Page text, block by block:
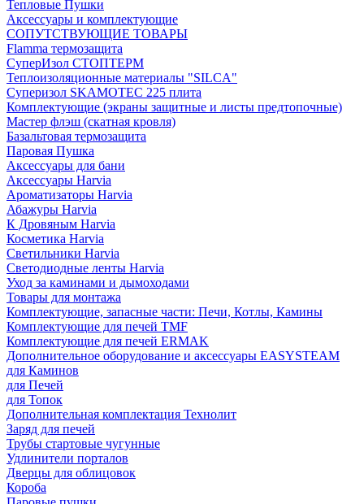
Тепловые Пушки
Аксессуары и комплектующие
СОПУТСТВУЮЩИЕ ТОВАРЫ
Flamma термозащита
СуперИзол СТОПТЕРМ
Теплоизоляционные материалы "SILCA"
Суперизол SKAMOTEC 225 плита
Комплектующие (экраны защитные и листы предтопочные)
Мастер флэш (скатная кровля)
Базальтовая термозащита
Паровая Пушка
Аксессуары для бани
Аксессуары Harvia
Ароматизаторы Harvia
Абажуры Harvia
К Дровяным Harvia
Косметика Harvia
Светильники Harvia
Светодиодные ленты Harvia
Уход за каминами и дымоходами
Товары для монтажа
Комплектующие, запасные части: Печи, Котлы, Камины
Комплектующие для печей TMF
Комплектующие для печей ERMAK
Дополнительное оборудование и аксессуары EASYSTEAM
для Каминов
для Печей
для Топок
Дополнительная комплектация Технолит
Заряд для печей
Трубы стартовые чугунные
Удлинители порталов
Дверцы для облицовок
Короба